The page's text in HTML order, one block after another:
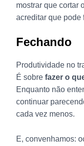
mostrar que cortar
acreditar que pode
Fechando
Produtividade no
É sobre fazer o
Enquanto não
continuar
cada vez menos.
E, convenhamos: